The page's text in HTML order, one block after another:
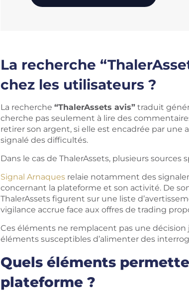
La recherche
chez les utilisateurs ?
La recherche “ThalerAssets avis” traduit
cherche pas seulement à lire des
retirer son argent, si elle est encadrée par
signalé des difficultés.
Dans le cas de ThalerAssets, plusieurs
Signal Arnaques relaie notamment des
concernant la plateforme et son activité. De
ThalerAssets figurent sur une liste
vigilance accrue face aux offres de trading
Ces éléments ne remplacent pas une
éléments susceptibles d’alimenter des
Quels éléments
plateforme ?